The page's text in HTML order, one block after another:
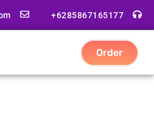
+6285867165177
Order